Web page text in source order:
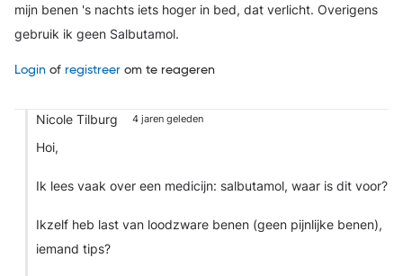
mijn benen 's nachts iets hoger in bed, dat verlicht. Overigens
gebruik ik geen Salbutamol.
Login of registreer om te reageren
Nicole Tilburg 4 jaren geleden
Hoi,
Ik lees vaak over een medicijn: salbutamol, waar is dit voor?
Ikzelf heb last van loodzware benen (geen pijnlijke benen),
iemand tips?